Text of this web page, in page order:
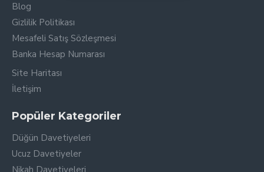
Blog
Gizlilik Politikası
Mesafeli Satış Sözleşmesi
Banka Hesap Numarası
Site Haritası
İletişim
Popüler Kategoriler
Düğün Davetiyeleri
Ucuz Davetiyeler
Nikah Davetiyeleri